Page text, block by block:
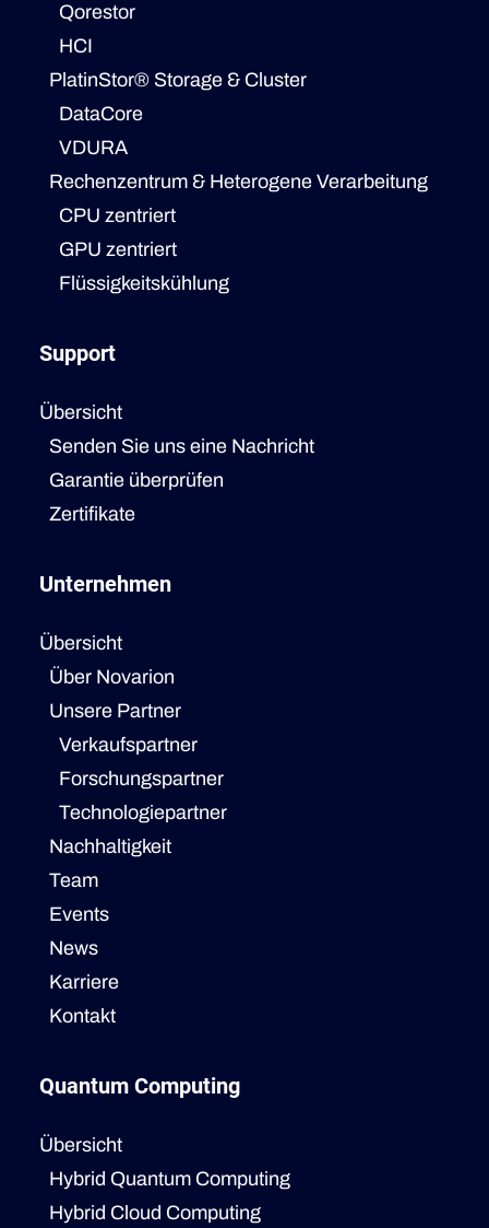
Qorestor
HCI
PlatinStor® Storage & Cluster
DataCore
VDURA
Rechenzentrum & Heterogene Verarbeitung
CPU zentriert
GPU zentriert
Flüssigkeitskühlung
Support
Übersicht
Senden Sie uns eine Nachricht
Garantie überprüfen
Zertifikate
Unternehmen
Übersicht
Über Novarion
Unsere Partner
Verkaufspartner
Forschungspartner
Technologiepartner
Nachhaltigkeit
Team
Events
News
Karriere
Kontakt
Quantum Computing
Übersicht
Hybrid Quantum Computing
Hybrid Cloud Computing